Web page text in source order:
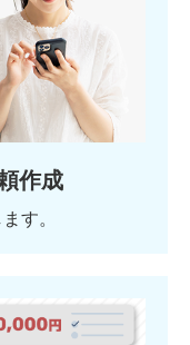
作成
す。